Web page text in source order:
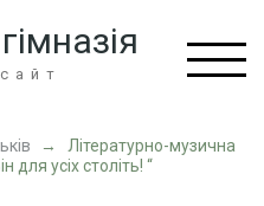
→
Літературно-музична
усіх століть! “